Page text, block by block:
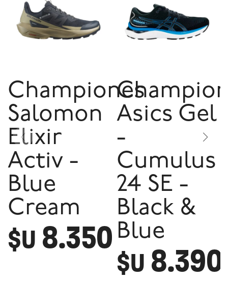
Championes
Salomon
Elixir
Activ -
Blue
Cream
$U 8.350
Asics Gel
-
Cumulus
24 SE -
Black &
Blue
$U 8.390